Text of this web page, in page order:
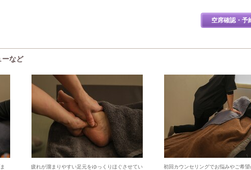
空席確認・予
ーなど
疲れが溜まりやすい足元をゆっくりほぐさせてい
初回カウンセリングでお悩みやご希